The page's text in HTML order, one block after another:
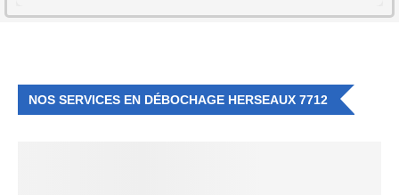
NOS SERVICES EN DÉBOCHAGE HERSEAUX 7712